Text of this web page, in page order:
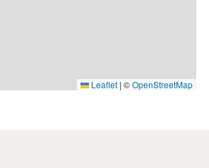
Leaflet | ©OpenStreetMap